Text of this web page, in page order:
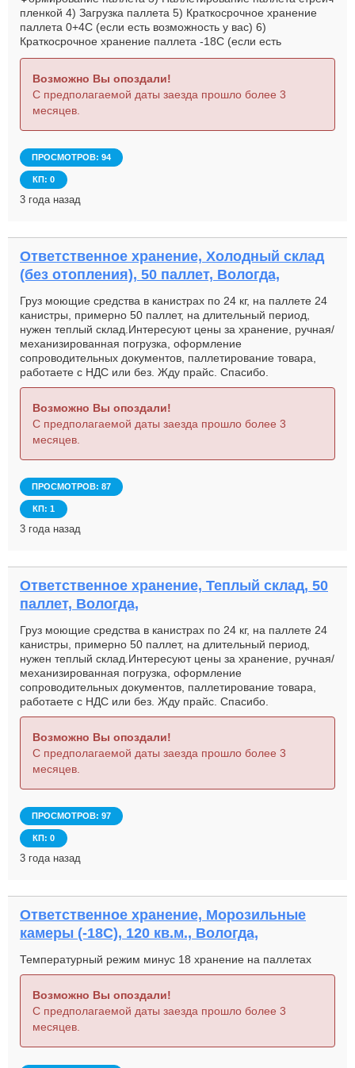
пленкой 4) Загрузка паллета 5) Краткосрочное хранение
паллета 0+4С (если есть возможность у вас) 6)
Краткосрочное хранение паллета -18С (если есть
возможность у вас) Укажите цены по которым вы
Возможно Вы опоздали!
С предполагаемой даты заезда прошло более 3
месяцев.
ПРОСМОТРОВ: 94
КП: 0
3 года назад
Ответственное хранение, Холодный склад
(без отопления), 50 паллет, Вологда,
Груз моющие средства в канистрах по 24 кг, на паллете 24
канистры, примерно 50 паллет, на длительный период,
нужен теплый склад.Интересуют цены за хранение, ручная/
механизированная погрузка, оформление
сопроводительных документов, паллетирование товара,
работаете с НДС или без. Жду прайс. Спасибо.
Возможно Вы опоздали!
С предполагаемой даты заезда прошло более 3
месяцев.
ПРОСМОТРОВ: 87
КП: 1
3 года назад
Ответственное хранение, Теплый склад, 50
паллет, Вологда,
Груз моющие средства в канистрах по 24 кг, на паллете 24
канистры, примерно 50 паллет, на длительный период,
нужен теплый склад.Интересуют цены за хранение, ручная/
механизированная погрузка, оформление
сопроводительных документов, паллетирование товара,
работаете с НДС или без. Жду прайс. Спасибо.
Возможно Вы опоздали!
С предполагаемой даты заезда прошло более 3
месяцев.
ПРОСМОТРОВ: 97
КП: 0
3 года назад
Ответственное хранение, Морозильные
камеры (-18С), 120 кв.м., Вологда,
Температурный режим минус 18 хранение на паллетах
Возможно Вы опоздали!
С предполагаемой даты заезда прошло более 3
месяцев.